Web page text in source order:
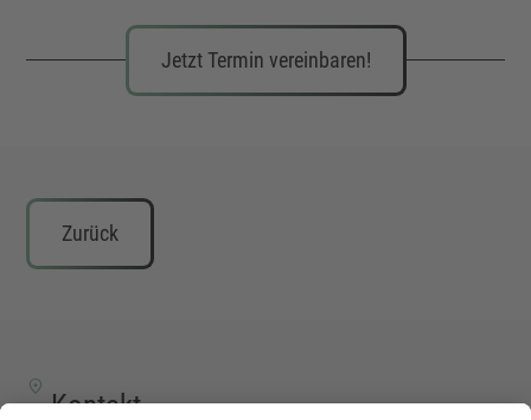
Jetzt Termin vereinbaren!
Zurück
Kontakt